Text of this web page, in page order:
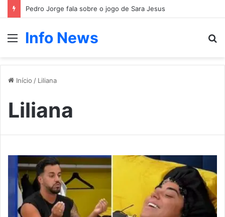
Catarina Miranda muda de casa
Menu
Info News
Início / Liliana
Liliana